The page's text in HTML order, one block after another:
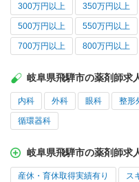
300万円以上 350万円以上
500万円以上 550万円以上
700万円以上 800万円以上
岐阜県飛騨市の薬剤師求
内科 外科 眼科 整形
循環器科
岐阜県飛騨市の薬剤師求
産休・育休取得実績有り ス